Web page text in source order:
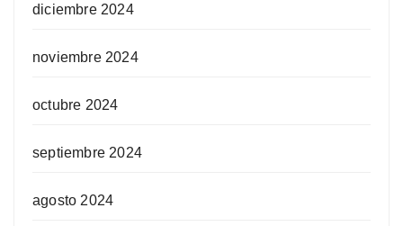
diciembre 2024
noviembre 2024
octubre 2024
septiembre 2024
agosto 2024